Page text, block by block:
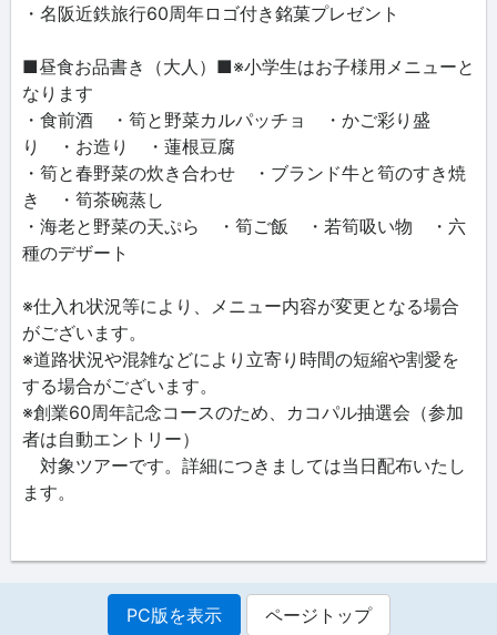
・名阪近鉄旅行60周年ロゴ付き銘菓プレゼント
■昼食お品書き（大人）■※小学生はお子様用メニューと
なります
・食前酒 ・筍と野菜カルパッチョ ・かご彩り盛
り ・お造り ・蓮根豆腐
・筍と春野菜の炊き合わせ ・ブランド牛と筍のすき焼
き ・筍茶碗蒸し
・海老と野菜の天ぷら ・筍ご飯 ・若筍吸い物 ・六
種のデザート
※仕入れ状況等により、メニュー内容が変更となる場合
がございます。
※道路状況や混雑などにより立寄り時間の短縮や割愛を
する場合がございます。
※創業60周年記念コースのため、カコパル抽選会（参加
者は自動エントリー）
対象ツアーです。詳細につきましては当日配布いたし
ます。
PC版を表示 ページトップ